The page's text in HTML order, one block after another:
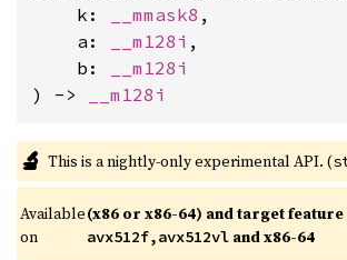
    k:
__mmask8 ,
    a:
__m128i ,
    b:
__m128i
) ->
__m128i
🔬 This is a nightly-only experimental API. (
Available
on
avx512f,avx512vl and x86-64